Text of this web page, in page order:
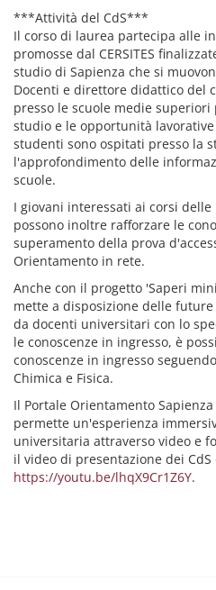
***Attività del CdS***
Il corso di laurea partecipa alle
promosse dal CERSITES
studio di Sapienza che si
Docenti e direttore didattico del
presso le scuole medie
studio e le opportunità
studenti sono ospitati presso la
l'approfondimento delle
scuole.
I giovani interessati ai corsi
possono inoltre rafforzare le
superamento della prova
Orientamento in rete.
Anche con il progetto 'Saperi
mette a disposizione delle
da docenti universitari con lo
le conoscenze in ingresso, è
conoscenze in ingresso
Chimica e Fisica.
Il Portale Orientamento
permette un'esperienza
universitaria attraverso video e
il video di presentazione dei
https://youtu.be/lhqX9Cr1Z6Y.